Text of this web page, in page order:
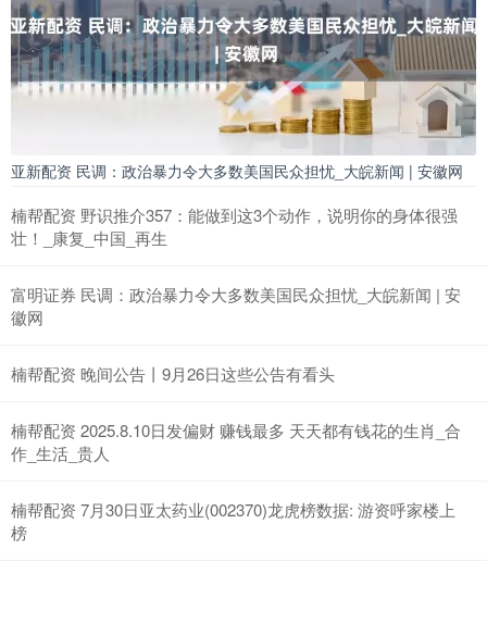
亚新配资 民调：政治暴力令大多数美国民众担忧_大皖新闻 | 安徽网
楠帮配资 野识推介357：能做到这3个动作，说明你的身体很强
壮！_康复_中国_再生
富明证券 民调：政治暴力令大多数美国民众担忧_大皖新闻 | 安
徽网
楠帮配资 晚间公告丨9月26日这些公告有看头
楠帮配资 2025.8.10日发偏财 赚钱最多 天天都有钱花的生肖_合
作_生活_贵人
楠帮配资 7月30日亚太药业(002370)龙虎榜数据: 游资呼家楼上
榜